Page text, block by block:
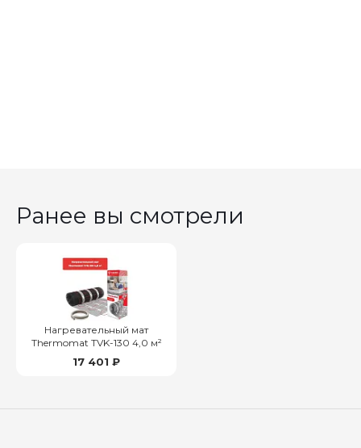
Ранее вы смотрели
Нагревательный мат
Thermomat TVK-130 4,0 м²
17 401 ₽